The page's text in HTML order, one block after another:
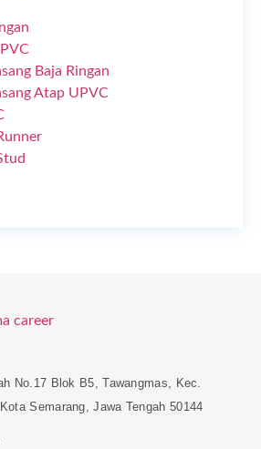
Baja Ringan
Atap UPVC
No.17 Blok B5, Tawangmas, Kec.
Semarang, Jawa Tengah 50144